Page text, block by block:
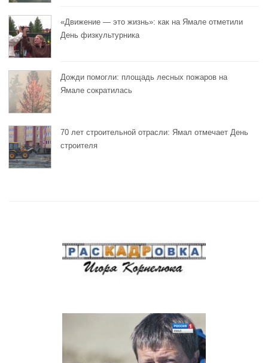
«Движение — это жизнь»: как на Ямале отметили
День физкультурника
Дожди помогли: площадь лесных пожаров на
Ямале сократилась
70 лет строительной отрасли: Ямал отмечает День
строителя